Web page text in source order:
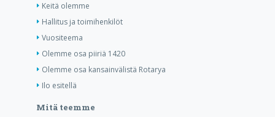
Keitä olemme
Hallitus ja toimihenkilöt
Vuositeema
Olemme osa piiriä 1420
Olemme osa kansainvälistä Rotarya
Ilo esitellä
Mitä teemme